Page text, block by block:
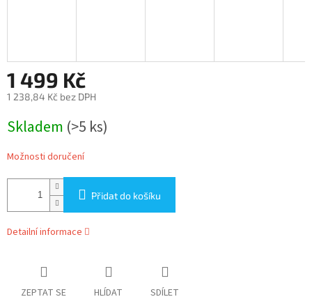
1 499 Kč
1 238,84 Kč bez DPH
cena:
Skladem (>5 ks)
Možnosti doručení
Přidat do košíku
Detailní informace
ZEPTAT SE HLÍDAT SDÍLET